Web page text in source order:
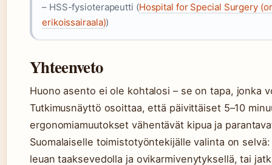
– HSS-fysioterapeutti (Hospital for Special Surgery
erikoissairaala))
Yhteenveto
Huono asento ei ole kohtalosi – se on tapa, jonka
Tutkimusnäyttö osoittaa, että päivittäiset 5–10
ergonomiamuutokset vähentävät kipua ja
Suomalaiselle toimistotyöntekijälle valinta on
leuan taaksevedolla ja ovikarmivenytyksellä, tai